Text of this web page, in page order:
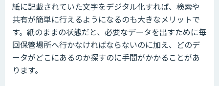
紙に記載されていた文字をデジタル化すれば、検索や
共有が簡単に行えるようになるのも大きなメリットで
す。紙のままの状態だと、必要なデータを出すために毎
回保管場所へ行かなければならないのに加え、どのデ
ータがどこにあるのか探すのに手間がかかることがあ
ります。